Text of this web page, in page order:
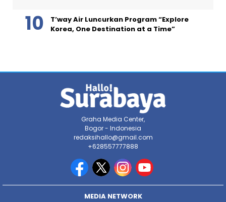
T’way Air Luncurkan Program “Explore
Korea, One Destination at a Time”
Graha Media Center,
Bogor - Indonesia
redaksihallo@gmail.com
+628557777888
MEDIA NETWORK